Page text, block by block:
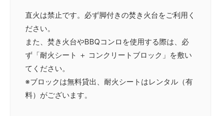
直火は禁止です。必ず脚付きの焚き火台をご利用く
ださい。
また、焚き火台やBBQコンロを使用する際は、必
ず「耐火シート ＋ コンクリートブロック」を敷い
てください。
※ブロックは無料貸出、耐火シートはレンタル（有
料）がございます。